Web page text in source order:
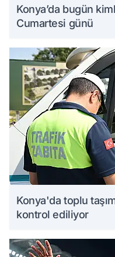
Konya’da bugün
Cumartesi günü
Konya'da toplu
kontrol ediliyor